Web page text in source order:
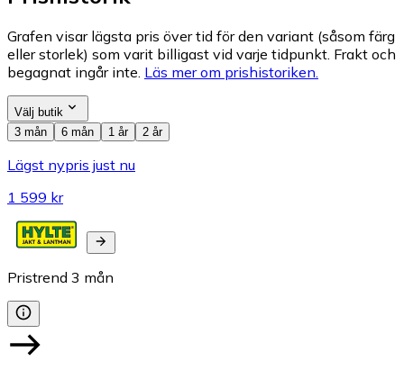
Grafen visar lägsta pris över tid för den variant (såsom färg
eller storlek) som varit billigast vid varje tidpunkt. Frakt och
begagnat ingår inte. Läs mer om prishistoriken.
Välj butik
3 mån
6 mån 1 år 2 år
Lägst nypris just nu
1 599 kr
Pristrend 3 mån